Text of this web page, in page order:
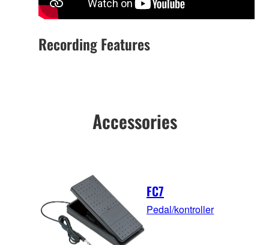
Recording Features
Accessories
FC7
Pedal/kontroller